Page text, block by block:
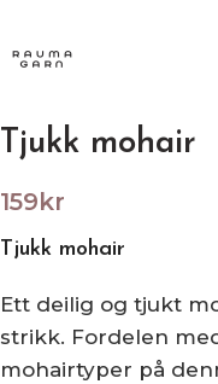
Tjukk mohair
159kr
Tjukk mohair
Ett deilig og tjukt
strikk. Fordelen
mohairtyper på